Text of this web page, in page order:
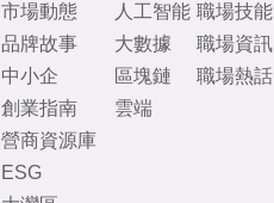
市場動態
品牌故事
中小企
創業指南
營商資源庫
ESG
人工智能
大數據
區塊鏈
雲端
職場技能
職場資訊
職場熱話